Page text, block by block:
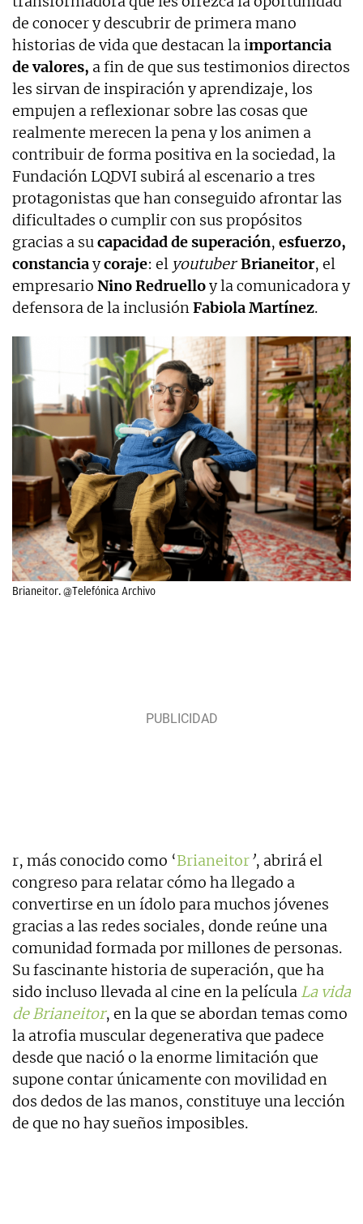
de conocer y descubrir de primera mano
historias de vida que destacan la importancia
de valores, a fin de que sus testimonios directos
les sirvan de inspiración y aprendizaje, los
empujen a reflexionar sobre las cosas que
realmente merecen la pena y los animen a
contribuir de forma positiva en la sociedad, la
Fundación LQDVI subirá al escenario a tres
protagonistas que han conseguido afrontar las
dificultades o cumplir con sus propósitos
gracias a sucapacidad de superación, esfuerzo,
constanciaycoraje: el youtuber Brianeitor, el
empresario Nino Redruelloy la comunicadora y
defensora de la inclusiónFabiola Martínez.
Brianeitor. @Telefónica Archivo
r, más conocido como ‘Brianeitor’, abrirá el
congreso para relatar cómo ha llegado a
convertirse en un ídolo para muchos jóvenes
gracias a las redes sociales, donde reúne una
comunidad formada por millones de personas.
Su fascinante historia de superación, que ha
sido incluso llevada al cine en la película La vida
de Brianeitor, en la que se abordan temas como
la atrofia muscular degenerativa que padece
desde que nació o la enorme limitación que
supone contar únicamente con movilidad en
dos dedos de las manos, constituye una lección
de que no hay sueños imposibles.